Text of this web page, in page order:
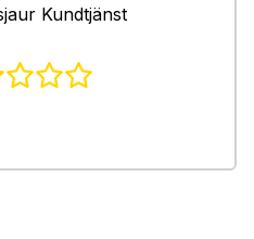
Kundtjänst